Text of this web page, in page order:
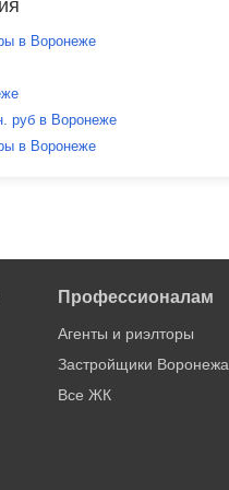
в Воронеже
руб в Воронеже
в Воронеже
Профессионалам
Агенты и риэлторы
Застройщики Воронежа
Все ЖК